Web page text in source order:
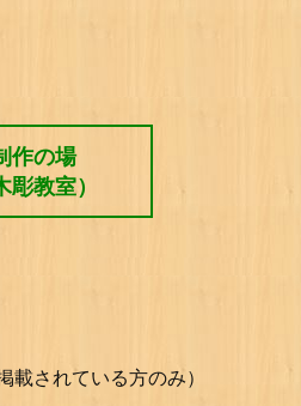
作の場
彫教室）
載されている方のみ）